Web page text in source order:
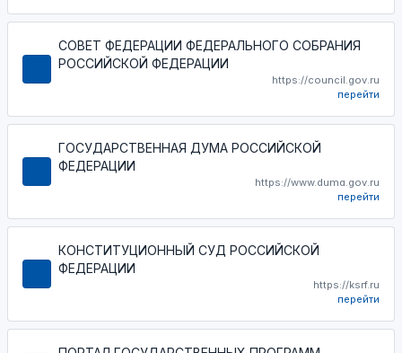
СОВЕТ ФЕДЕРАЦИИ ФЕДЕРАЛЬНОГО СОБРАНИЯ
РОССИЙСКОЙ ФЕДЕРАЦИИ
https://council.gov.ru
перейти
ГОСУДАРСТВЕННАЯ ДУМА РОССИЙСКОЙ
ФЕДЕРАЦИИ
https://www.duma.gov.ru
перейти
КОНСТИТУЦИОННЫЙ СУД РОССИЙСКОЙ
ФЕДЕРАЦИИ
https://ksrf.ru
перейти